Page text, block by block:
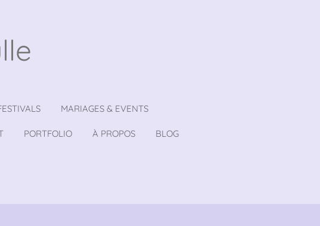
MARIAGES & EVENTS
PORTFOLIO À PROPOS BLOG